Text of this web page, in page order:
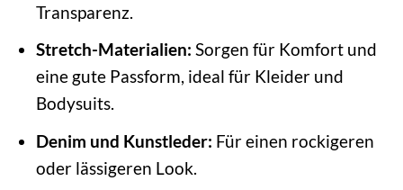
Transparenz.
Stretch-Materialien: Sorgen für Komfort und
eine gute Passform, ideal für Kleider und
Bodysuits.
Denim und Kunstleder: Für einen rockigeren
oder lässigeren Look.